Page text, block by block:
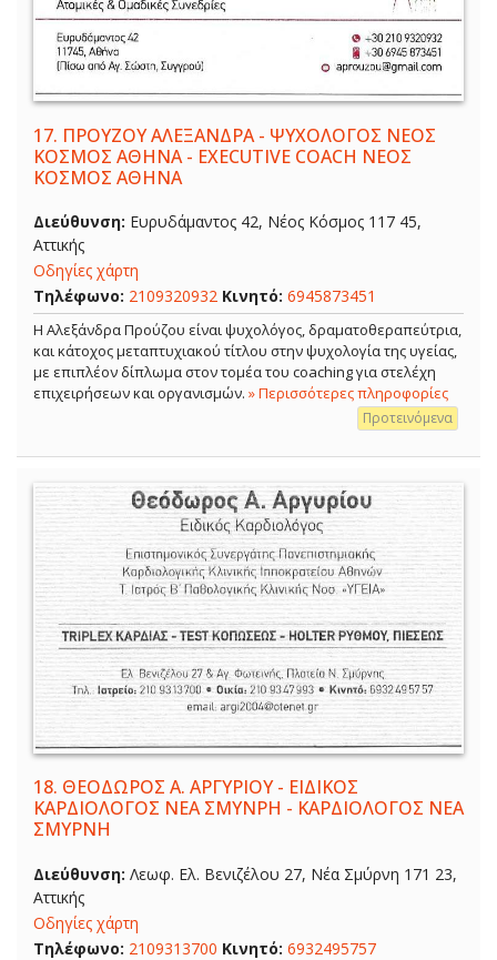
17. ΠΡΟΥΖΟΥ ΑΛΕΞΑΝΔΡΑ - ΨΥΧΟΛΟΓΟΣ ΝΕΟΣ
ΚΟΣΜΟΣ ΑΘΗΝΑ - EXECUTIVE COACH ΝΕΟΣ
ΚΟΣΜΟΣ ΑΘΗΝΑ
Διεύθυνση: Ευρυδάμαντος 42, Νέος Κόσμος 117 45,
Αττικής
Οδηγίες χάρτη
Τηλέφωνο: 2109320932 Κινητό: 6945873451
Η Αλεξάνδρα Προύζου είναι ψυχολόγος, δραματοθεραπεύτρια,
και κάτοχος μεταπτυχιακού τίτλου στην ψυχολογία της υγείας,
με επιπλέον δίπλωμα στον τομέα του coaching για στελέχη
επιχειρήσεων και οργανισμών. » Περισσότερες πληροφορίες
Προτεινόμενα
18. ΘΕΟΔΩΡΟΣ Α. ΑΡΓΥΡΙΟΥ - ΕΙΔΙΚΟΣ
ΚΑΡΔΙΟΛΟΓΟΣ ΝΕΑ ΣΜΥΝΡΗ - ΚΑΡΔΙΟΛΟΓΟΣ ΝΕΑ
ΣΜΥΡΝΗ
Διεύθυνση: Λεωφ. Ελ. Βενιζέλου 27, Νέα Σμύρνη 171 23,
Αττικής
Οδηγίες χάρτη
Τηλέφωνο: 2109313700 Κινητό: 6932495757